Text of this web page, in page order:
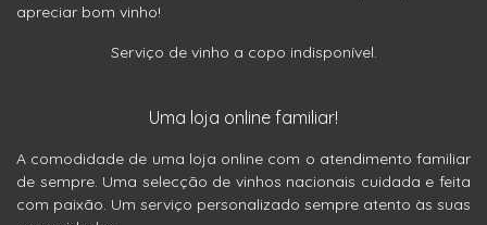
apreciar bom vinho!
Serviço de vinho a copo indisponível.
Uma loja online familiar!
A comodidade de uma loja online com o atendimento familiar
de sempre. Uma selecção de vinhos nacionais cuidada e feita
com paixão. Um serviço personalizado sempre atento às suas